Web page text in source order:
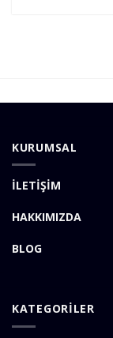
KURUMSAL
İLETİŞİM
HAKKIMIZDA
BLOG
KATEGORİLER